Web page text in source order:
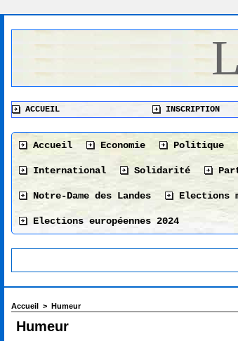
ACCUEIL INSCRIPTION
Accueil Economie Politique
International Solidarité
Notre-Dame des Landes Elections
Elections européennes 2024
Accueil > Humeur
Humeur